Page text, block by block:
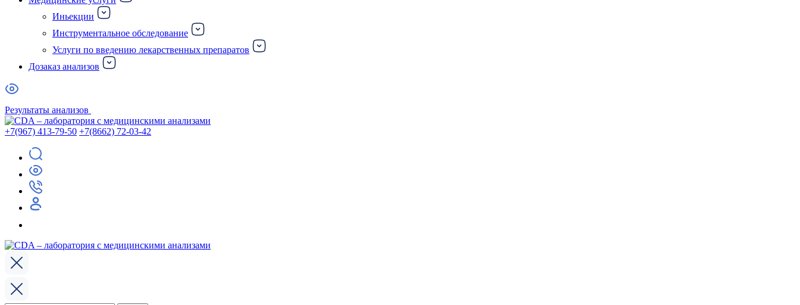
Иньекции
Инструментальное обследование
Услуги по введению лекарственных препаратов
Дозаказ анализов
Результаты анализов
+7(967) 413-79-50 +7(8662) 72-03-42